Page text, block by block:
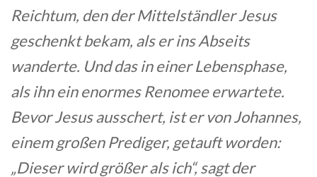
Reichtum, den der Mittelständler Jesus
geschenkt bekam, als er ins Abseits
wanderte. Und das in einer Lebensphase,
als ihn ein enormes Renomee erwartete.
Bevor Jesus ausschert, ist er von Johannes,
einem großen Prediger, getauft worden:
„Dieser wird größer als ich“, sagt der